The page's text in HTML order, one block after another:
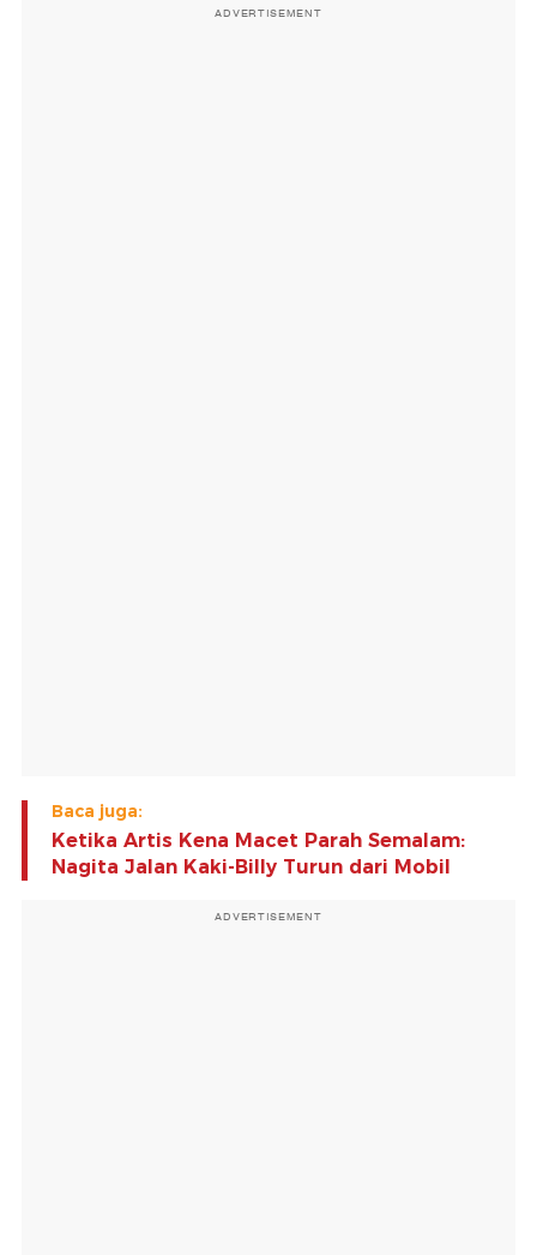
ADVERTISEMENT
Baca juga:
Ketika Artis Kena Macet Parah Semalam:
Nagita Jalan Kaki-Billy Turun dari Mobil
ADVERTISEMENT